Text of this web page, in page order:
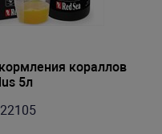
кораллов
5л